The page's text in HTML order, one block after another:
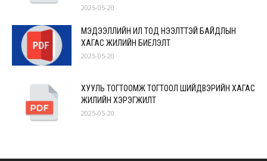
2025-05-20
МЭДЭЭЛЛИЙН ИЛ ТОД НЭЭЛТТЭЙ БАЙДЛЫН
ХАГАС ЖИЛИЙН БИЕЛЭЛТ
2025-05-20
ХУУЛЬ ТОГТООМЖ ТОГТООЛ ШИЙДВЭРИЙН ХАГАС
ЖИЛИЙН ХЭРЭГЖИЛТ
2025-05-20